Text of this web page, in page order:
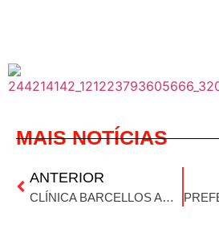
MAIS NOTÍCIAS
ANTERIOR
CLÍNICA BARCELLOS ANUNCIA NOVA FASE E AMPLIA ATENDIMENTOS EM IBIRUBÁ